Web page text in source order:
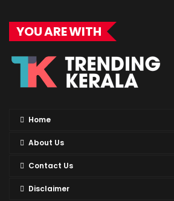
YOU ARE WITH
Home
About Us
Contact Us
Disclaimer